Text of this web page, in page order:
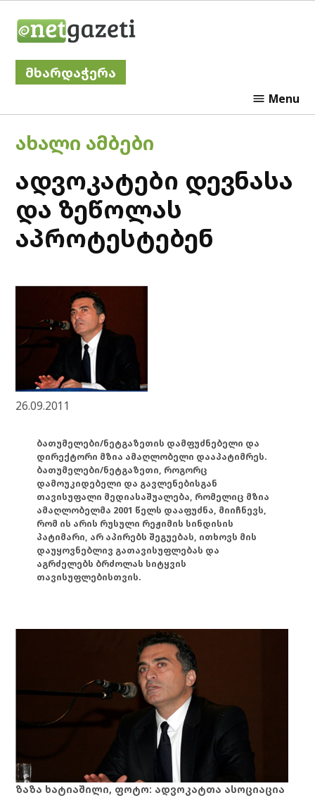
მხარდაჭერა
Menu
POSTED
ᲐᲮᲐᲚᲘ ᲐᲛᲑᲔᲑᲘ
ადვოკატები დევნასა
და ზეწოლას
აპროტესტებენ
26.09.2011
ბათუმელები/ნეტგაზეთის დამფუძნებელი და
დირექტორი მზია ამაღლობელი დააპატიმრეს.
ბათუმელები/ნეტგაზეთი, როგორც
დამოუკიდებელი და გავლენებისგან
თავისუფალი მედიასაშუალება, რომელიც მზია
ამაღლობელმა 2001 წელს დააფუძნა, მიიჩნევს,
რომ ის არის რუსული რეჟიმის სინდისის
პატიმარი, არ აპირებს შეგუებას, ითხოვს მის
დაუყოვნებლივ გათავისუფლებას და
აგრძელებს ბრძოლას სიტყვის
თავისუფლებისთვის.
ზაზა ხატიაშილი, ფოტო: ადვოკატთა ასოციაცია